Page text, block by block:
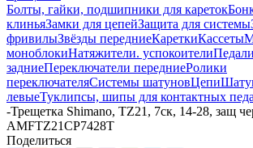
Болты, гайки, подшипники для кареток
клиньяЗамки для цепейЗащита для системы
фривилыЗвёзды передниеКареткиКассеты
моноблокиНатяжители. успокоителиПедали
задниеПереключатели передниеРолики
переключателяСистемы шатуновЦепи
левыеТуклипсы, шипы для контактных
-Трещетка Shimano, TZ21, 7ск, 14-28, защ
AMFTZ21CP7428T
Поделиться